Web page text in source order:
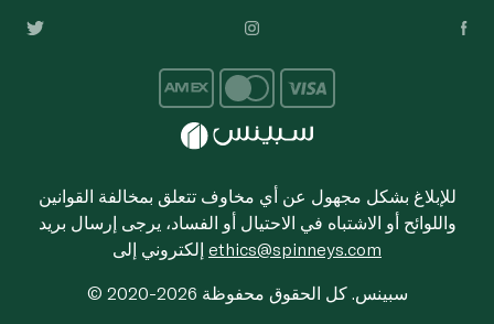
للإبلاغ بشكل مجهول عن أي مخاوف تتعلق بمخالفة القوانين
واللوائح أو الاشتباه في الاحتيال أو الفساد، يرجى إرسال بريد
ethics@spinneys.com
© 2020-2026 سبينس. كل الحقوق محفوظة